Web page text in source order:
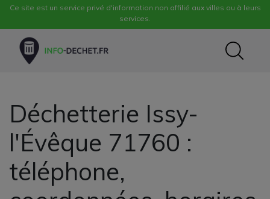
Ce site est un service privé d'information non affilié aux villes ou à leurs
services.
Déchetterie Issy-
l'Évêque 71760 :
téléphone,